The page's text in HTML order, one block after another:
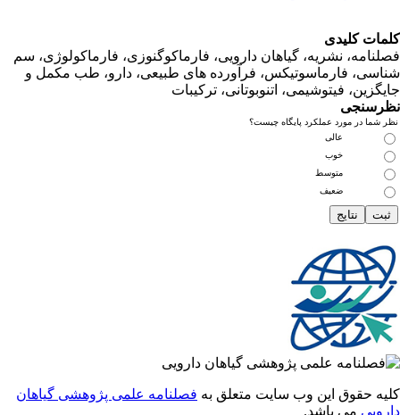
کلیدی
نشریه، گیاهان دارویی، فارماکوگنوزی، فارماکولوژی، سم
فارماسوتیکس، فرآورده های طبیعی، دارو، طب مکمل و
فیتوشیمی، اتنوبوتانی، ترکیبات
در مورد عملکرد پایگاه چیست؟
متوسط
ضعیف
حقوق این وب سایت متعلق بهفصلنامه علمی پژوهشی گیاهان
می باشد.